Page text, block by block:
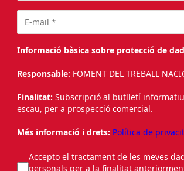
Informació bàsica sobre protecció de
Responsable: FOMENT DEL TREBALL
Finalitat: Subscripció al butlletí
escau, per a prospecció comercial.
Més informació i drets: Política de
Accepto el tractament de les meves
personals per a la finalitat